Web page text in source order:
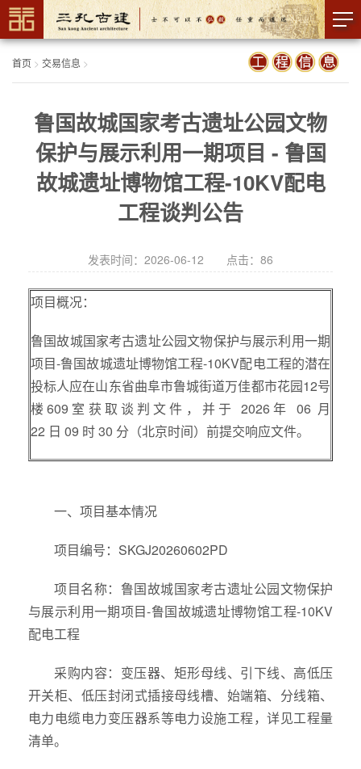
首页 > 交易信息 >
鲁国故城国家考古遗址公园文物
保护与展示利用一期项目 - 鲁国
故城遗址博物馆工程-10KV配电
工程谈判公告
发表时间：2026-06-12 点击： 86
项目概况：
鲁国故城国家考古遗址公园文物保护与展示利用一期
项目-鲁国故城遗址博物馆工程-10KV配电工程的潜在
投标人应在山东省曲阜市鲁城街道万佳都市花园12号
楼609室获取谈判文件，并于 2026年 06 月
22 日 09 时 30 分（北京时间）前提交响应文件。
一、项目基本情况
项目编号：SKGJ20260602PD
项目名称：鲁国故城国家考古遗址公园文物保护
与展示利用一期项目-鲁国故城遗址博物馆工程-10KV
配电工程
采购内容：变压器、矩形母线、引下线、高低压
开关柜、低压封闭式插接母线槽、始端箱、分线箱、
电力电缆电力变压器系等电力设施工程，详见工程量
清单。